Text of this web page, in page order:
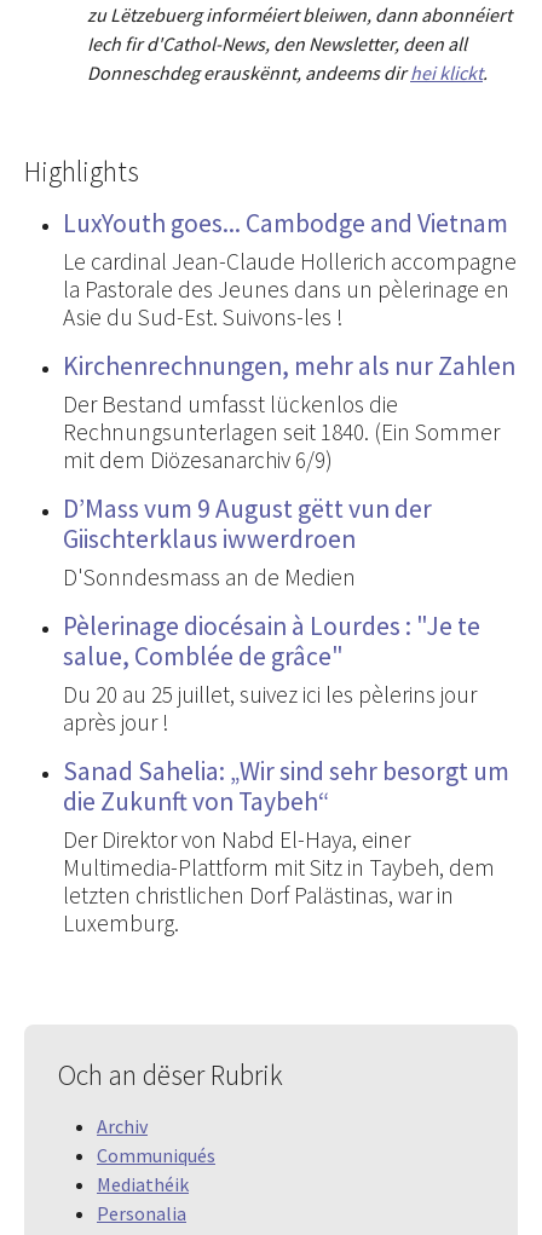
zu Lëtzebuerg informéiert bleiwen, dann abonnéiert
Iech fir d'Cathol-News, den Newsletter, deen all
Donneschdeg erauskënnt, andeems dirhei klickt.
Highlights
LuxYouth goes... Cambodge and Vietnam
Le cardinal Jean-Claude Hollerich accompagne
la Pastorale des Jeunes dans un pèlerinage en
Asie du Sud-Est. Suivons-les !
Kirchenrechnungen, mehr als nur Zahlen
Der Bestand umfasst lückenlos die
Rechnungsunterlagen seit 1840. (Ein Sommer
mit dem Diözesanarchiv 6/9)
D’Mass vum 9 August gëtt vun der
Giischterklaus iwwerdroen
D'Sonndesmass an de Medien
Pèlerinage diocésain à Lourdes : "Je te
salue, Comblée de grâce"
Du 20 au 25 juillet, suivez ici les pèlerins jour
après jour !
Sanad Sahelia: „Wir sind sehr besorgt um
die Zukunft von Taybeh“
Der Direktor von Nabd El-Haya, einer
Multimedia-Plattform mit Sitz in Taybeh, dem
letzten christlichen Dorf Palästinas, war in
Luxemburg.
Och an dëser Rubrik
Archiv
Communiqués
Mediathéik
Personalia